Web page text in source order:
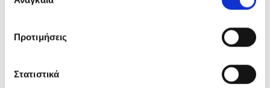
Προτιμήσεις
ΣτατιστικάFilament T25 Bulbs